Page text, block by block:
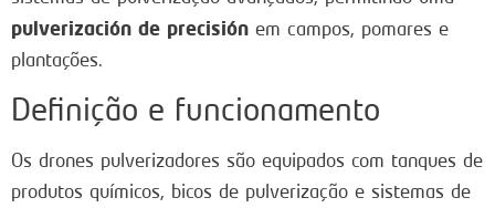
pulverización de precisión em campos, pomares e
plantações.
Definição e funcionamento
Os drones pulverizadores são equipados com tanques de
produtos químicos, bicos de pulverização e sistemas de